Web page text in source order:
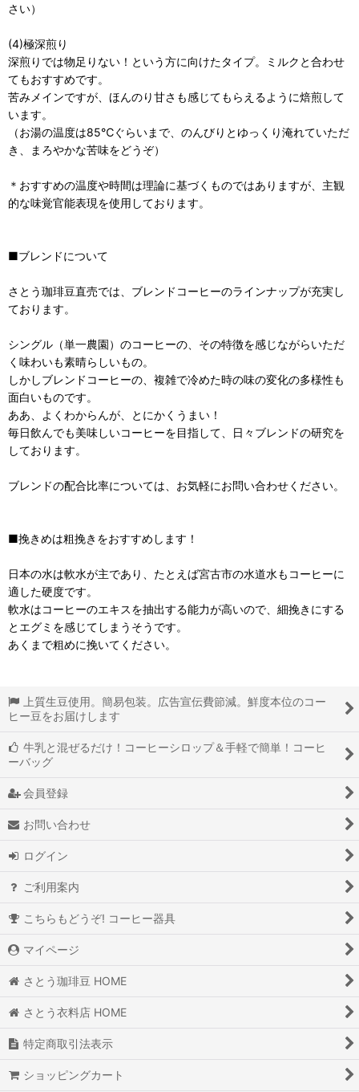
さい）
(4)極深煎り
深煎りでは物足りない！という方に向けたタイプ。ミルクと合わせ
てもおすすめです。
苦みメインですが、ほんのり甘さも感じてもらえるように焙煎して
います。
（お湯の温度は85℃ぐらいまで、のんびりとゆっくり淹れていただ
き、まろやかな苦味をどうぞ）
＊おすすめの温度や時間は理論に基づくものではありますが、主観
的な味覚官能表現を使用しております。
■ブレンドについて
さとう珈琲豆直売では、ブレンドコーヒーのラインナップが充実し
ております。
シングル（単一農園）のコーヒーの、その特徴を感じながらいただ
く味わいも素晴らしいもの。
しかしブレンドコーヒーの、複雑で冷めた時の味の変化の多様性も
面白いものです。
ああ、よくわからんが、とにかくうまい！
毎日飲んでも美味しいコーヒーを目指して、日々ブレンドの研究を
しております。
ブレンドの配合比率については、お気軽にお問い合わせください。
■挽きめは粗挽きをおすすめします！
日本の水は軟水が主であり、たとえば宮古市の水道水もコーヒーに
適した硬度です。
軟水はコーヒーのエキスを抽出する能力が高いので、細挽きにする
とエグミを感じてしまうそうです。
あくまで粗めに挽いてください。
上質生豆使用。簡易包装。広告宣伝費節減。鮮度本位のコー
ヒー豆をお届けします
牛乳と混ぜるだけ！コーヒーシロップ＆手軽で簡単！コーヒ
ーバッグ
会員登録
お問い合わせ
ログイン
ご利用案内
こちらもどうぞ! コーヒー器具
マイページ
さとう珈琲豆 HOME
さとう衣料店 HOME
特定商取引法表示
ショッピングカート